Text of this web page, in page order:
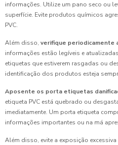
informações. Utilize um pano seco ou
superfície. Evite produtos químicos
PVC.
Além disso, verifique periodicamente
informações estão legíveis e
etiquetas que estiverem rasgadas ou
identificação dos produtos esteja
Aposente os porta etiquetas
etiqueta PVC está quebrado ou
imediatamente. Um porta etiqueta
informações importantes ou na má
Além disso, evite a exposição